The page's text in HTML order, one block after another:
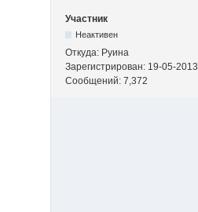
Участник
Неактивен
Откуда: Руина
Зарегистрирован: 19-05-2013
Сообщений: 7,372